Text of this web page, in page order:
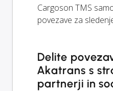
Cargoson TMS
povezave za
Delite
Akatrans s
partnerji in